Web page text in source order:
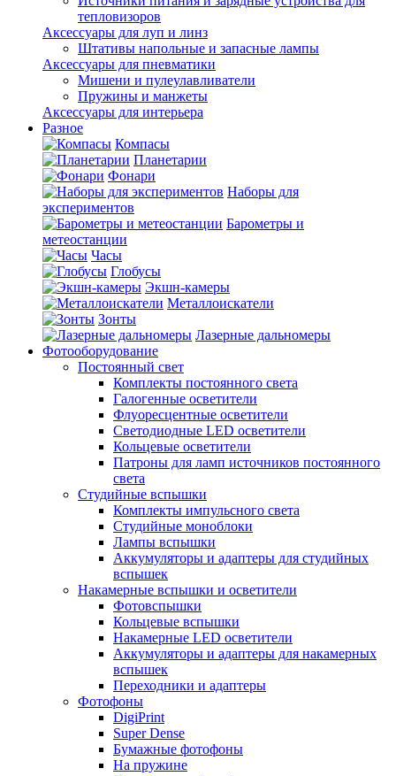
тепловизоров
Аксессуары для луп и линз
Штативы напольные и запасные лампы
Аксессуары для пневматики
Мишени и пулеулавливатели
Пружины и манжеты
Аксессуары для интерьера
Разное
Компасы
Планетарии
Фонари
Наборы для
экспериментов
Барометры и
метеостанции
Часы
Глобусы
Экшн-камеры
Металлоискатели
Зонты
Лазерные дальномеры
Фотооборудование
Постоянный свет
Комплекты постоянного света
Галогенные осветители
Флуоресцентные осветители
Светодиодные LED осветители
Кольцевые осветители
Патроны для ламп источников постоянного
света
Студийные вспышки
Комплекты импульсного света
Студийные моноблоки
Лампы вспышки
Аккумуляторы и адаптеры для студийных
вспышек
Накамерные вспышки и осветители
Фотовспышки
Кольцевые вспышки
Накамерные LED осветители
Аккумуляторы и адаптеры для накамерных
вспышек
Переходники и адаптеры
Фотофоны
DigiPrint
Super Dense
Бумажные фотофоны
На пружине